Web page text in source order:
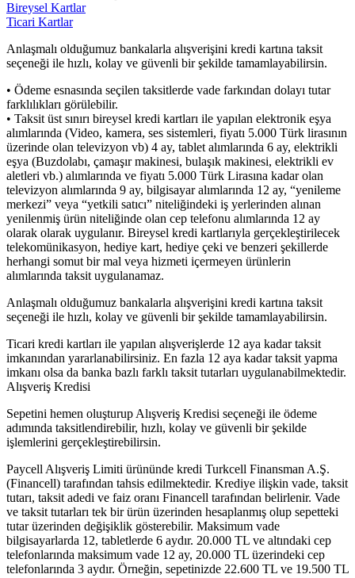
Bireysel Kartlar
Ticari Kartlar
Anlaşmalı olduğumuz bankalarla alışverişini kredi kartına taksit
seçeneği ile hızlı, kolay ve güvenli bir şekilde tamamlayabilirsin.
• Ödeme esnasında seçilen taksitlerde vade farkından dolayı tutar
farklılıkları görülebilir.
• Taksit üst sınırı bireysel kredi kartları ile yapılan elektronik eşya
alımlarında (Video, kamera, ses sistemleri, fiyatı 5.000 Türk lirasının
üzerinde olan televizyon vb) 4 ay, tablet alımlarında 6 ay, elektrikli
eşya (Buzdolabı, çamaşır makinesi, bulaşık makinesi, elektrikli ev
aletleri vb.) alımlarında ve fiyatı 5.000 Türk Lirasına kadar olan
televizyon alımlarında 9 ay, bilgisayar alımlarında 12 ay, “yenileme
merkezi” veya “yetkili satıcı” niteliğindeki iş yerlerinden alınan
yenilenmiş ürün niteliğinde olan cep telefonu alımlarında 12 ay
olarak olarak uygulanır. Bireysel kredi kartlarıyla gerçekleştirilecek
telekomünikasyon, hediye kart, hediye çeki ve benzeri şekillerde
herhangi somut bir mal veya hizmeti içermeyen ürünlerin
alımlarında taksit uygulanamaz.
Anlaşmalı olduğumuz bankalarla alışverişini kredi kartına taksit
seçeneği ile hızlı, kolay ve güvenli bir şekilde tamamlayabilirsin.
Ticari kredi kartları ile yapılan alışverişlerde 12 aya kadar taksit
imkanından yararlanabilirsiniz. En fazla 12 aya kadar taksit yapma
imkanı olsa da banka bazlı farklı taksit tutarları uygulanabilmektedir.
Alışveriş Kredisi
Sepetini hemen oluşturup Alışveriş Kredisi seçeneği ile ödeme
adımında taksitlendirebilir, hızlı, kolay ve güvenli bir şekilde
işlemlerini gerçekleştirebilirsin.
Paycell Alışveriş Limiti ürününde kredi Turkcell Finansman A.Ş.
(Financell) tarafından tahsis edilmektedir. Krediye ilişkin vade, taksit
tutarı, taksit adedi ve faiz oranı Financell tarafından belirlenir. Vade
ve taksit tutarları tek bir ürün üzerinden hesaplanmış olup sepetteki
tutar üzerinden değişiklik gösterebilir. Maksimum vade
bilgisayarlarda 12, tabletlerde 6 aydır. 20.000 TL ve altındaki cep
telefonlarında maksimum vade 12 ay, 20.000 TL üzerindeki cep
telefonlarında 3 aydır. Örneğin, sepetinizde 22.600 TL ve 19.500 TL